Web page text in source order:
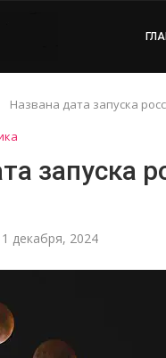
Названа дата запуска
запуска
1 декабря, 2024